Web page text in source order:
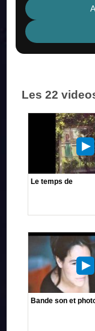
Les 22
Le temps de
Bande son et